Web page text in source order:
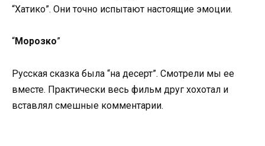
“Хатико”. Они точно испытают настоящие эмоции.
“Морозко”
Русская сказка была “на десерт”. Смотрели мы ее
вместе. Практически весь фильм друг хохотал и
вставлял смешные комментарии.